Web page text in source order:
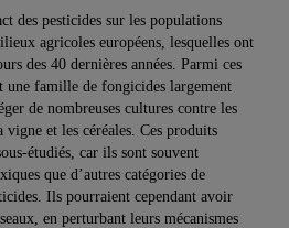
des pesticides sur les populations
agricoles européens, lesquelles ont
des 40 dernières années. Parmi ces
une famille de fongicides largement
de nombreuses cultures contre les
et les céréales. Ces produits
étudiés, car ils sont souvent
que d’autres catégories de
Ils pourraient cependant avoir
en perturbant leurs mécanismes